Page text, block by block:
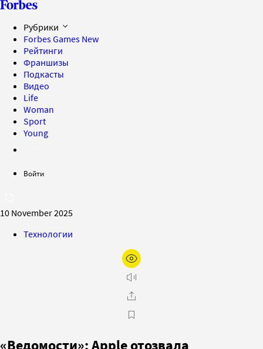
Рубрики
Forbes Games New
Рейтинги
Франшизы
Подкасты
Видео
Life
Woman
Sport
Young
Войти
10 November 2025
Технологии
«Ведомости»: Apple отозвала